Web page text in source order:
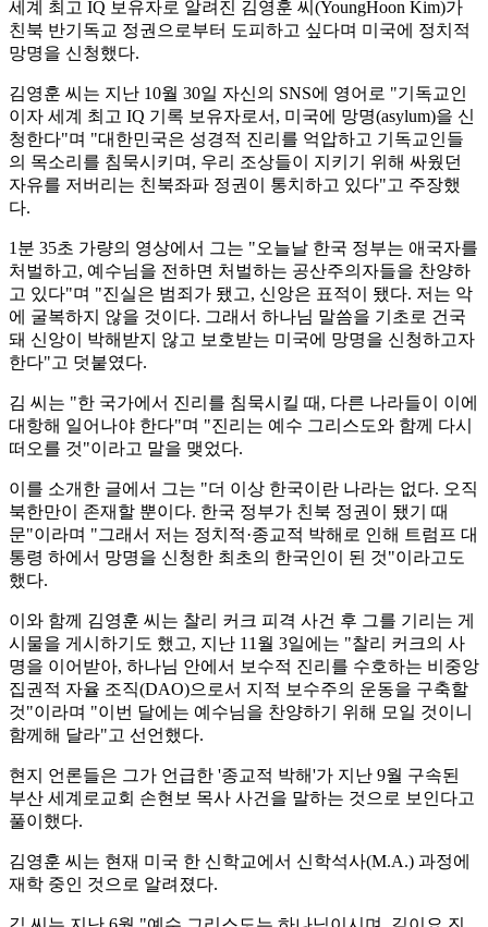
세계 최고 IQ 보유자로 알려진 김영훈 씨(YoungHoon Kim)가
친북 반기독교 정권으로부터 도피하고 싶다며 미국에 정치적
망명을 신청했다.
김영훈 씨는 지난 10월 30일 자신의 SNS에 영어로 "기독교인
이자 세계 최고 IQ 기록 보유자로서, 미국에 망명(asylum)을 신
청한다"며 "대한민국은 성경적 진리를 억압하고 기독교인들
의 목소리를 침묵시키며, 우리 조상들이 지키기 위해 싸웠던
자유를 저버리는 친북좌파 정권이 통치하고 있다"고 주장했
다.
1분 35초 가량의 영상에서 그는 "오늘날 한국 정부는 애국자를
처벌하고, 예수님을 전하면 처벌하는 공산주의자들을 찬양하
고 있다"며 "진실은 범죄가 됐고, 신앙은 표적이 됐다. 저는 악
에 굴복하지 않을 것이다. 그래서 하나님 말씀을 기초로 건국
돼 신앙이 박해받지 않고 보호받는 미국에 망명을 신청하고자
한다"고 덧붙였다.
김 씨는 "한 국가에서 진리를 침묵시킬 때, 다른 나라들이 이에
대항해 일어나야 한다"며 "진리는 예수 그리스도와 함께 다시
떠오를 것"이라고 말을 맺었다.
이를 소개한 글에서 그는 "더 이상 한국이란 나라는 없다. 오직
북한만이 존재할 뿐이다. 한국 정부가 친북 정권이 됐기 때
문"이라며 "그래서 저는 정치적·종교적 박해로 인해 트럼프 대
통령 하에서 망명을 신청한 최초의 한국인이 된 것"이라고도
했다.
이와 함께 김영훈 씨는 찰리 커크 피격 사건 후 그를 기리는 게
시물을 게시하기도 했고, 지난 11월 3일에는 "찰리 커크의 사
명을 이어받아, 하나님 안에서 보수적 진리를 수호하는 비중앙
집권적 자율 조직(DAO)으로서 지적 보수주의 운동을 구축할
것"이라며 "이번 달에는 예수님을 찬양하기 위해 모일 것이니
함께해 달라"고 선언했다.
현지 언론들은 그가 언급한 '종교적 박해'가 지난 9월 구속된
부산 세계로교회 손현보 목사 사건을 말하는 것으로 보인다고
풀이했다.
김영훈 씨는 현재 미국 한 신학교에서 신학석사(M.A.) 과정에
재학 중인 것으로 알려졌다.